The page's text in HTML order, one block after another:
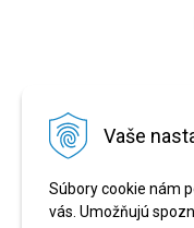
Vaše
Súbory cookie nám
vás. Umožňujú